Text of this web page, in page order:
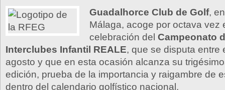
Guadalhorce Club de Golf,
Málaga, acoge por octava vez
celebración del Campeonato
Interclubes Infantil REALE, que se disputa entre
agosto y que en esta ocasión alcanza su
edición, prueba de la importancia y raigambre de
dentro del calendario golfístico nacional.